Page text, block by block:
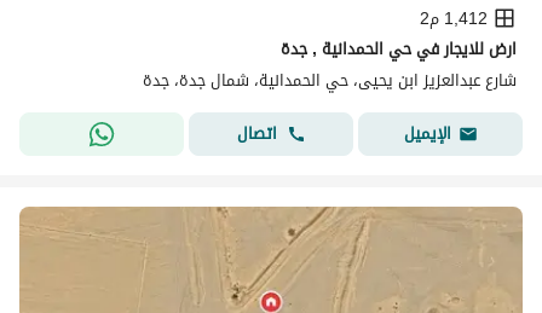
1,412 م2
ارض للايجار في حي الحمدانية , جدة
شارع عبدالعزيز ابن يحيى، حي الحمدانية، شمال جدة، جدة
الإيميل
اتصال